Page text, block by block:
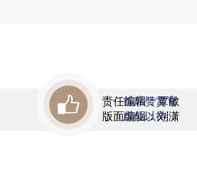
责任编辑：覃敏
版面编辑：刘潇
首席赞赏官
虚位以待